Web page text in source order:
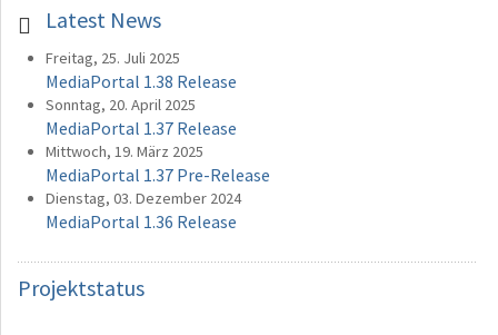
Latest News
Freitag, 25. Juli 2025
MediaPortal 1.38 Release
Sonntag, 20. April 2025
MediaPortal 1.37 Release
Mittwoch, 19. März 2025
MediaPortal 1.37 Pre-Release
Dienstag, 03. Dezember 2024
MediaPortal 1.36 Release
Projektstatus